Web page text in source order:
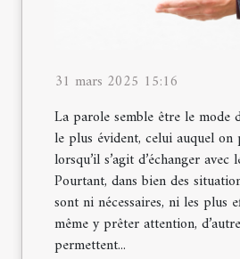
31 mars 2025 15:16
La parole semble être le mode
le plus évident, celui auquel on
lorsqu’il s’agit d’échanger avec
Pourtant, dans bien des
sont ni nécessaires, ni les plus
même y prêter attention,
permettent...